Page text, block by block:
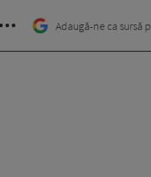
Adaugă-ne ca sursă